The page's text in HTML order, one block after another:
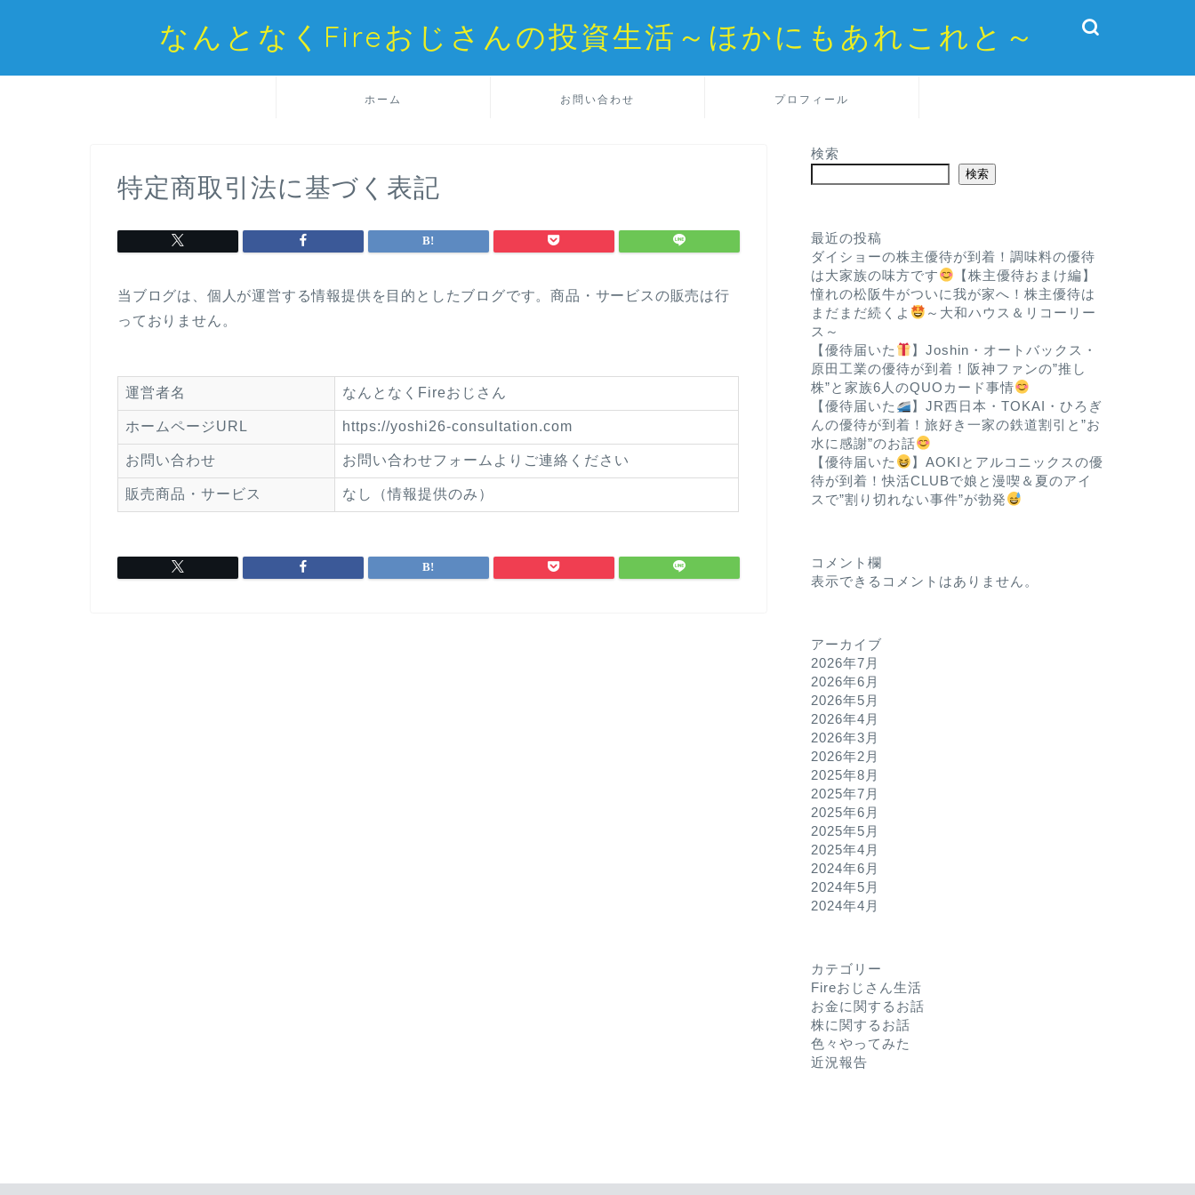
なんとなくFireおじさんの投資生活～ほかにもあれこれと～
ホーム お問い合わせ プロフィール
特定商取引法に基づく表記
当ブログは、個人が運営する情報提供を目的としたブログです。商品・サービスの販売は行
っておりません。
運営者名 なんとなくFireおじさん
ホームページURL https://yoshi26-consultation.com
お問い合わせ お問い合わせフォームよりご連絡ください
販売商品・サービス なし（情報提供のみ）
検索
検索
最近の投稿
ダイショーの株主優待が到着！調味料の優待
は大家族の味方です
【株主優待おまけ編】
憧れの松阪牛がついに我が家へ！株主優待は
まだまだ続くよ
～大和ハウス＆リコーリー
ス～
【優待届いた
】Joshin・オートバックス・
原田工業の優待が到着！阪神ファンの”推し
株”と家族6人のQUOカード事情
【優待届いた
】JR西日本・TOKAI・ひろぎ
んの優待が到着！旅好き一家の鉄道割引と”お
水に感謝”のお話
【優待届いた
】AOKIとアルコニックスの優
待が到着！快活CLUBで娘と漫喫＆夏のアイ
スで”割り切れない事件”が勃発
コメント欄
表示できるコメントはありません。
アーカイブ
2026年7月
2026年6月
2026年5月
2026年4月
2026年3月
2026年2月
2025年8月
2025年7月
2025年6月
2025年5月
2025年4月
2024年6月
2024年5月
2024年4月
カテゴリー
Fireおじさん生活
お金に関するお話
株に関するお話
色々やってみた
近況報告